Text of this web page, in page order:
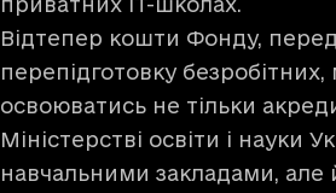
Відтепер кошти Фонду,
перепідготовку
освоюватись не тільки
Міністерстві освіти і науки
навчальними закладами,